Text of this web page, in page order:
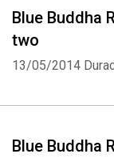
Blue Buddha
two
13/05/2014
Blue Buddha